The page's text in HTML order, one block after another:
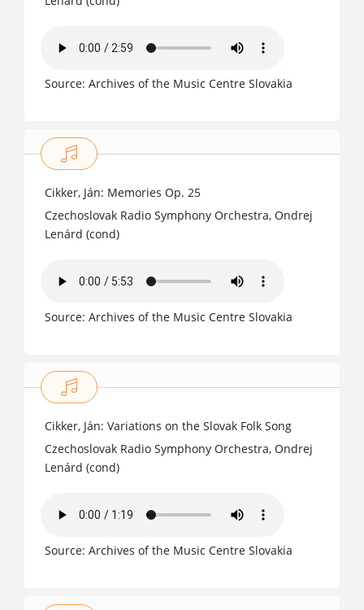
Source: Archives of the Music Centre Slovakia
Cikker, Ján: Memories Op. 25
Czechoslovak Radio Symphony Orchestra, Ondrej
Lenárd (cond)
Source: Archives of the Music Centre Slovakia
Cikker, Ján: Variations on the Slovak Folk Song
Czechoslovak Radio Symphony Orchestra, Ondrej
Lenárd (cond)
Source: Archives of the Music Centre Slovakia